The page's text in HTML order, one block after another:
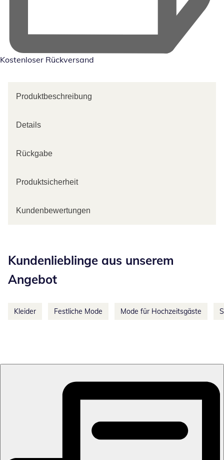
Kostenloser Rückversand
Produktbeschreibung
Details
Rückgabe
Produktsicherheit
Kundenbewertungen
Kundenlieblinge aus unserem
Angebot
Kleider Festliche Mode Mode für Hochzeitsgäste